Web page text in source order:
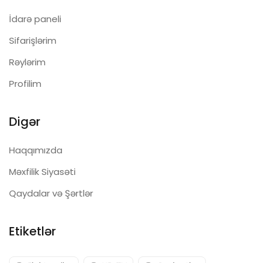
İdarə paneli
Sifarişlərim
Rəylərim
Profilim
Digər
Haqqımızda
Məxfilik Siyasəti
Qaydalar və Şərtlər
Etiketlər